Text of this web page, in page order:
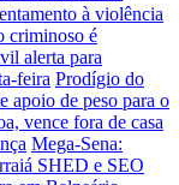
à violência
criminoso é
alerta para
feira Prodígio do
apoio de peso para o
vence fora de casa
Mega-Sena:
SHED e SEO